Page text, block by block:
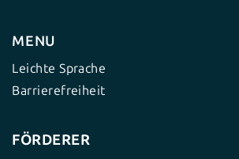
MENU
Leichte Sprache
Barrierefreiheit
FÖRDERER